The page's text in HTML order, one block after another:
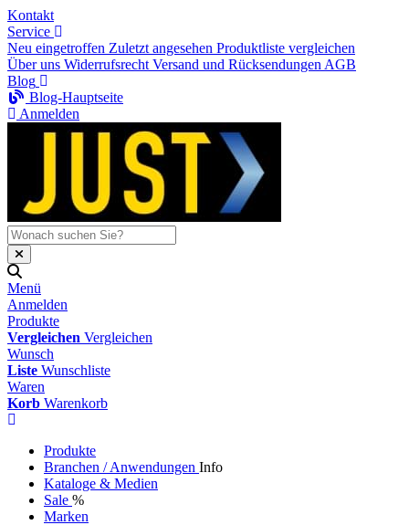
Kontakt
Service
Neu eingetroffen Zuletzt angesehen Produktliste vergleichen
Über uns Widerrufsrecht Versand und Rücksendungen AGB
Blog
Blog-Hauptseite
Anmelden
Menü
Anmelden
Produkte
Vergleichen Vergleichen
Wunsch
Liste Wunschliste
Waren
Korb Warenkorb
Produkte
Branchen / Anwendungen Info
Kataloge & Medien
Sale %
Marken